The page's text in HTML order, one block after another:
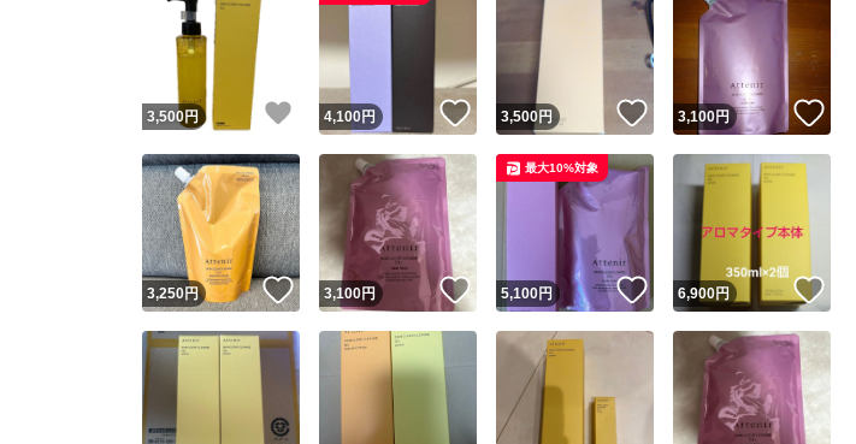
ユーザーの実績
Yahoo!フリマが定めた一定の基準を満たしたユー
安心取引出品者
安心取引出品者 Yahoo!フリマの基準をク
この商品の情報をコ
3,500円 いいね！
4,100円 いいね！
3,500円 いいね！
3,100円
3,250円 いいね！
3,100円 いいね！
5,100円 いいね！
最大10%対象
6,900円